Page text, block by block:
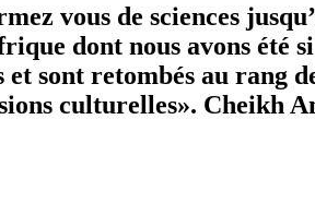
vous de sciences
dont nous avons été
sont retombés au rang
culturelles». Cheikh